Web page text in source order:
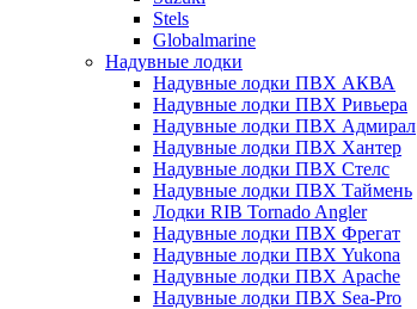
Stels
Globalmarine
Надувные лодки
Надувные лодки ПВХ АКВА
Надувные лодки ПВХ Ривьера
Надувные лодки ПВХ Адмирал
Надувные лодки ПВХ Хантер
Надувные лодки ПВХ Стелс
Надувные лодки ПВХ Таймень
Лодки RIB Tornado Angler
Надувные лодки ПВХ Фрегат
Надувные лодки ПВХ Yukona
Надувные лодки ПВХ Apache
Надувные лодки ПВХ Sea-Pro